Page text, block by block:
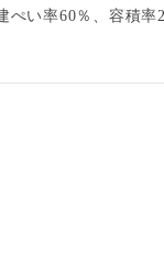
ぺい率60％、容積